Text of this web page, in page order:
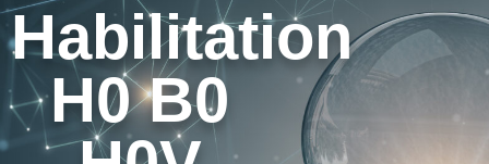
Habilitation
H0 B0